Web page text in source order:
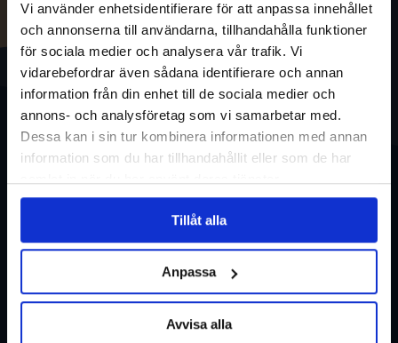
Vi använder enhetsidentifierare för att anpassa innehållet
och annonserna till användarna, tillhandahålla funktioner
för sociala medier och analysera vår trafik. Vi
vidarebefordrar även sådana identifierare och annan
information från din enhet till de sociala medier och
annons- och analysföretag som vi samarbetar med.
Dessa kan i sin tur kombinera informationen med annan
information som du har tillhandahållit eller som de har
Tillåt alla
Anpassa
Avvisa alla
Restyper
Om oss
Boka och res tryggt med
EverTrek
Grupp & Konferens
Kontakta oss